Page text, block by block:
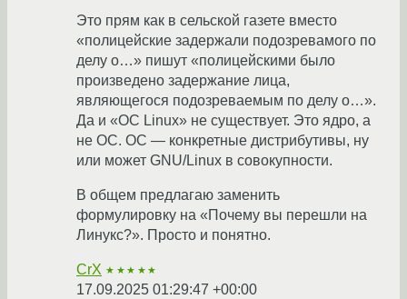
Это прям как в сельской газете вместо
«полицейские задержали подозревамого по
делу о…» пишут «полицейскими было
произведено задержание лица,
являющегося подозреваемым по делу о…».
Да и «ОС Linux» не существует. Это ядро, а
не ОС. ОС — конкретные дистрибутивы, ну
или может GNU/Linux в совокупности.
В общем предлагаю заменить
формулировку на «Почему вы перешли на
Линукс?». Просто и понятно.
CrX ★★★★★
17.09.2025 01:29:47 +00:00